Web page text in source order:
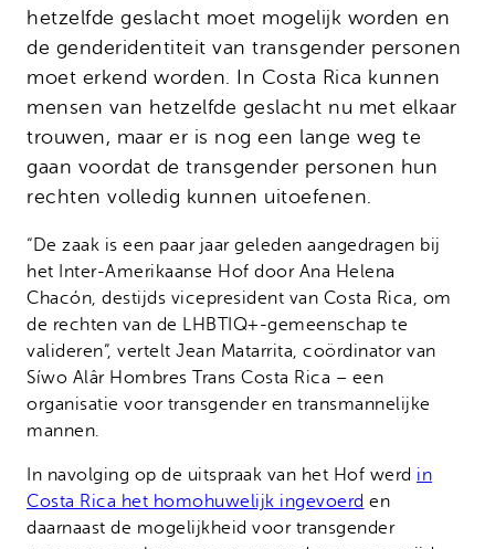
hetzelfde geslacht moet mogelijk worden en
de genderidentiteit van transgender personen
moet erkend worden. In Costa Rica kunnen
mensen van hetzelfde geslacht nu met elkaar
trouwen, maar er is nog een lange weg te
gaan voordat de transgender personen hun
rechten volledig kunnen uitoefenen.
“De zaak is een paar jaar geleden aangedragen bij
het Inter-Amerikaanse Hof door Ana Helena
Chacón, destijds vicepresident van Costa Rica, om
de rechten van de LHBTIQ+-gemeenschap te
valideren”, vertelt Jean Matarrita, coördinator van
Síwo Alâr Hombres Trans Costa Rica – een
organisatie voor transgender en transmannelijke
mannen.
In navolging op de uitspraak van het Hof werd in
Costa Rica het homohuwelijk ingevoerd en
daarnaast de mogelijkheid voor transgender